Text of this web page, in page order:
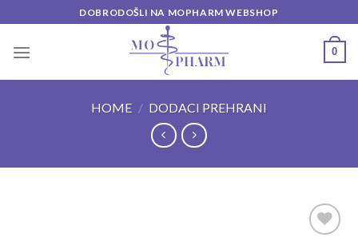
to
content
DOBRODOŠLI NA MOPHARM WEBSHOP
0
HOME / DODACI PREHRANI